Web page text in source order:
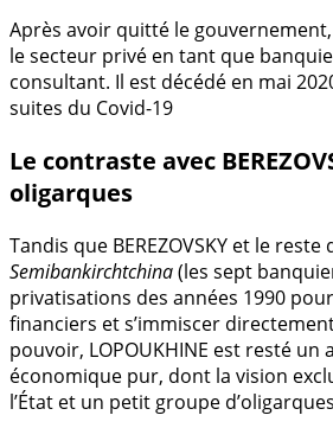
Après avoir quitté le
le secteur privé en tant que
consultant. Il est décédé en mai
suites du Covid-19
Le contraste avec
oligarques
Tandis que BEREZOVSKY et le reste
Semibankirchtchina(les sept
privatisations des années 1990
financiers et s’immiscer
pouvoir, LOPOUKHINE est resté un
économique pur, dont la vision
l’État et un petit groupe